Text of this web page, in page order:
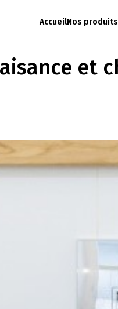
AccueilNos produits
et